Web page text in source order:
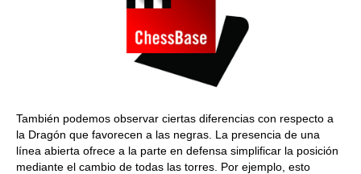
También podemos observar ciertas diferencias con respecto a
la Dragón que favorecen a las negras. La presencia de una
línea abierta ofrece a la parte en defensa simplificar la posición
mediante el cambio de todas las torres. Por ejemplo, esto